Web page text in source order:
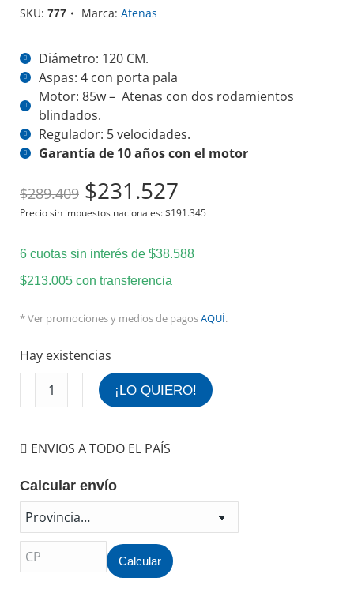
SKU: 777 Marca: Atenas
Diámetro: 120 CM.
Aspas: 4 con porta pala
Motor: 85w – Atenas con dos rodamientos
blindados.
Regulador: 5 velocidades.
Garantía de 10 años con el motor
$289.409 El
precio
era:
$289.409.
$231.527
precio
es:
Precio sin impuestos nacionales:$191.345
6 cuotas sin interés de $38.588
$213.005 con transferencia
* Ver promociones y medios de pagosAQUÍ.
Hay existencias
Ventilador
Marrón
Con
Porta
Pala
777
cantidad
¡LO QUIERO!
ENVIOS A TODO EL PAÍS
Calcular envío
Calcular